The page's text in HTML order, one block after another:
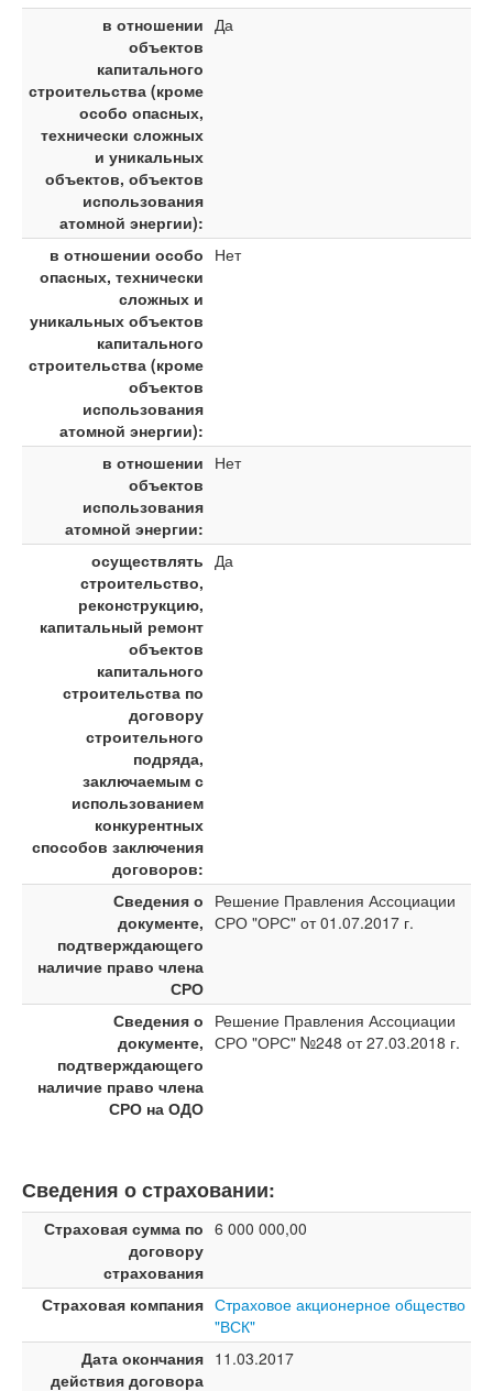
в отношении
объектов
капитального
строительства (кроме
особо опасных,
технически сложных
и уникальных
объектов, объектов
использования
атомной энергии):
Да
в отношении особо
опасных, технически
сложных и
уникальных объектов
капитального
строительства (кроме
объектов
использования
атомной энергии):
Нет
в отношении
объектов
использования
атомной энергии:
Нет
осуществлять
строительство,
реконструкцию,
капитальный ремонт
объектов
капитального
строительства по
договору
строительного
подряда,
заключаемым с
использованием
конкурентных
способов заключения
договоров:
Да
Сведения о
документе,
подтверждающего
наличие право члена
СРО
Решение Правления Ассоциации
СРО "ОРС" от 01.07.2017 г.
Сведения о
документе,
подтверждающего
наличие право члена
СРО на ОДО
Решение Правления Ассоциации
СРО "ОРС" №248 от 27.03.2018 г.
Сведения о страховании:
Страховая сумма по
договору
страхования
6 000 000,00
Страховая компания Страховое акционерное общество
"ВСК"
Дата окончания
действия договора
11.03.2017